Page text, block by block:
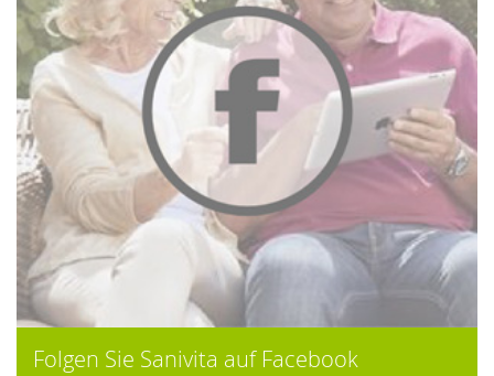
Folgen Sie Sanivita auf Facebook